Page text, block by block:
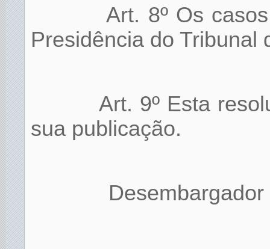
Art. 8º Os
Presidência do Tribunal
Art. 9º Esta
sua publicação.